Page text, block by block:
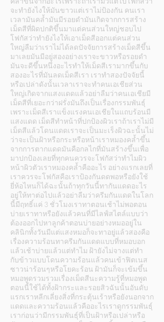
จะทำยังไงให้มันขาวแต่เราไม่ป้องกัน คนเรา
เวลามันคล้ำมันมีรอยดำมันเกิดจากการสร้าง
เม็ดสีที่ผิดปกติขึ้นมาแต่คนส่วนใหญ่ชอบไป
โฟกัสว่าทำยังไงให้เอาเม็ดสีออกแต่คนส่วน
ใหญ่ลืมว่าเราไม่ได้ลดปัจจัยการสร้างเม็ดสีขึ้น
มาเลยมันมีอยู่สองอย่างเราจะขาวหรือรอยดำ
มันจะดีขึ้นหนึ่งอะไรทำให้เม็ดสีเรามากขึ้นกับ
สองอะไรที่มันลดเม็ดสีเรา เราทำสองปัจจัยนี้
หรือเปล่าดังนั้นเวลาเราจะทำคนเอเชียส่วน
ใหญ่เกิดจากแสงแดดแล้วอย่าลืมว่าคนเอเชียมี
เม็ดสีที่เยอะกว่าฝรั่งมันถึงเป็นเรื่องกรรมพันธุ์
เพราะเม็ดสีเราแข็งแรงคนเอเชียในแถบร้อนมี
แสงแดด เม็ดสีทำหน้าที่ปกป้องผิวเราถ้าเราไม่มี
เม็ดสีแล้วโดนแดดเราจะเป็นมะเร็งผิวฉะนั้นไม่
ว่าจะเป็นฝ้าหรือกระหรือหน้าเราหมองคล้ำขึ้น
จากการตากแดดมันคือกลไกที่มันสร้างขึ้นเพื่อ
มาปกป้องเลยที่ทุกคนควรจะโฟกัสว่าทำไมผิว
หน้าผิวตัวเราหมองคล้ำคืออะไร อย่างแรกเลยที่
เราควรจะโฟกัสคือเราป้องกันดดพอหรือยังใช้
ยี่ห้อไหนก็ได้ฉะนั้นถ้าทุกวันนี้ทากันแดดอะไร
อยู่ให้ทาต่อไปแล้วอย่าลืมว่าครีมกันแดดในโลก
นี้มีฤทธิ์แค่ 3 ชั่วโมงเราทาตอนเช้าไม่พอตอน
บ่ายเราทาหรือยังแล้วคนที่มีไลฟ์สไตล์แบบว่า
ต้องออกไปหาลูกค้าตอนบ่ายอย่างหมออยู่ใน
คลินิกทั้งวันมีแต่แสงหมอก็จะทาอยู่แล้วสองคือ
เรื่องความร้อนทาครีมกันแดดแบบที่หมอบอก
แล้วเช้าบ่ายแล้วแต่ทำไม ฝ้ายังไม่จางแต่ทำ
กับข้าวแบบโดนความร้อนแล้วคนเข้าฟิตเนส
ซาวน่าร้อนๆหรือโยคะร้อน ฝ้ามันก็จะเข้มขึ้น
หมอพูดรวมรวมเรื่องเม็ดสีนะความรู้ที่หมอพูด
ตอนนี้ใช้ได้ทั้งฝ้ากระและรอยสิวฉันนั้นอันดับ
แรกเราหลีกเลี่ยงสิ่งที่กระตุ้นเร้าหรือยังนอกจาก
แดดและความร้อนแล้วคืออะไรเราดูกรรมพันธุ์
เราก่อนว่ามีกรรมพันธุ์ที่เป็นฝ้าหรือเปล่าหรือ